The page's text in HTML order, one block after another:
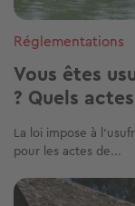
Réglementations
Vous êtes
? Quels
La loi impose à
pour les actes de...
Image